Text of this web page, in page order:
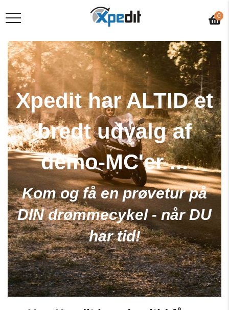
0
Xpedit har ALTID et
bredt udvalg af
demo-MC'er ...
Kom og få en prøvetur på
DIN drømmecykel - når DU
har tid!